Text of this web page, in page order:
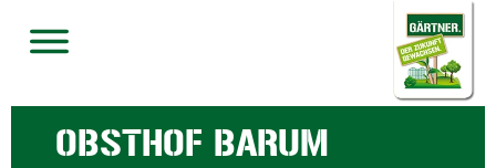
OBSTHOF BARUM